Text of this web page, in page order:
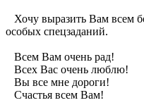
Хочу выразить Вам всем
особых спецзаданий.
Всем Вам очень рад!
Всех Вас очень люблю!
Вы все мне дороги!
Счастья всем Вам!